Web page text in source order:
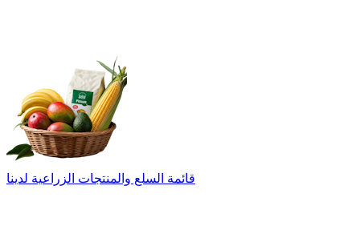
قائمة السلع والمنتجات الزراعية لدينا